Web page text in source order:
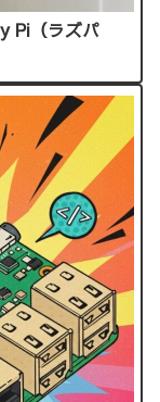
Pi（ラズパ